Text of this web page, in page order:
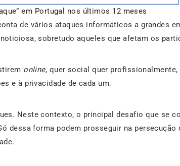
em Portugal nos últimos 12 meses
de vários ataques informáticos a grandes
sobretudo aqueles que afetam os
online, quer social quer
e à privacidade de cada um.
Neste contexto, o principal desafio que se
forma podem prosseguir na persecução